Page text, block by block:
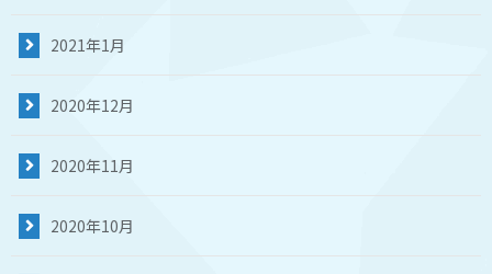
2021年1月
2020年12月
2020年11月
2020年10月